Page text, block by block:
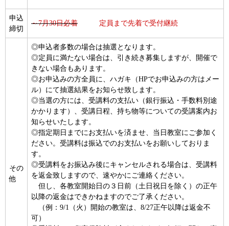
申込
締切
～7月30日必着 定員まで先着で受付継続
その
他
◎申込者多数の場合は抽選となります。
◎定員に満たない場合は、引き続き募集しますが、開催で
きない場合もあります。
◎お申込みの方全員に、ハガキ（HPでお申込みの方はメー
ル）にて抽選結果をお知らせ致します。
◎当選の方には、受講料の支払い（銀行振込・手数料別途
かかります）、受講日程、持ち物等についての受講案内お
知らせいたします。
◎指定期日までにお支払いを済ませ、当日教室にご参加く
ださい。受講料は振込でのお支払いをお願いしておりま
す。
◎受講料をお振込み後にキャンセルされる場合は、受講料
を返金致しますので、速やかにご連絡ください。
但し、各教室開始日の３日前（土日祝日を除く）の正午
以降の返金はできかねますのでご了承ください。
（例：9/1（火）開始の教室は、8/27正午以降は返金不
可）